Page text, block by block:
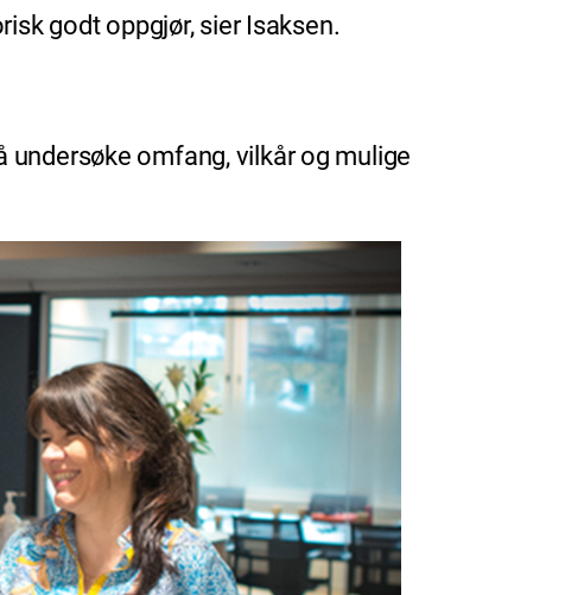
godt oppgjør, sier Isaksen.
undersøke omfang, vilkår og mulige